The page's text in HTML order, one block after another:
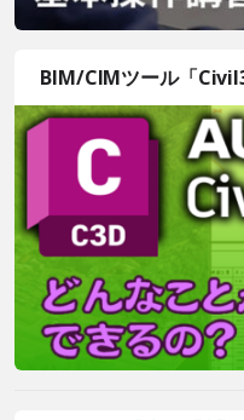
BIM/CIMツール「